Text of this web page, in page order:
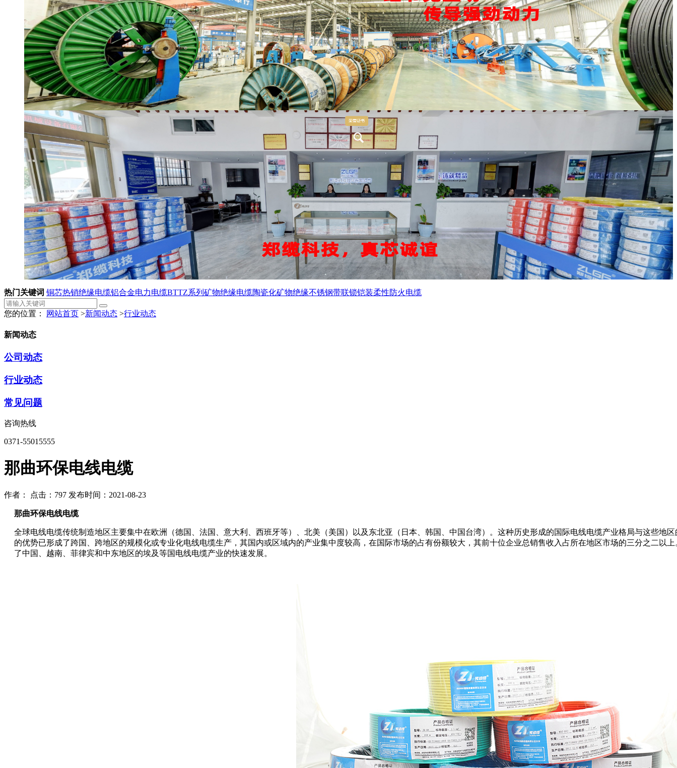
热门关键词 铜芯热销绝缘电缆铝合金电力电缆BTTZ系列矿物绝缘电缆陶瓷化矿物绝缘不锈钢带联锁铠装柔性防火电缆
您的位置： 网站首页 >新闻动态 >行业动态
新闻动态
公司动态
行业动态
常见问题
咨询热线
0371-55015555
那曲环保电线电缆
作者： 点击：797 发布时间：2021-08-23
那曲环保电线电缆
全球电线电缆传统制造地区主要集中在欧洲（德国、法国、意大利、西班牙等）、北美（美国）以及东北亚（日本、韩国、中国台湾）。这种历史形成的国际电线电缆产业格局与这些地
的优势已形成了跨国、跨地区的规模化或专业化电线电缆生产，其国内或区域内的产业集中度较高，在国际市场的占有份额较大，其前十位企业总销售收入占所在地区市场的三分之二以
了中国、越南、菲律宾和中东地区的埃及等国电线电缆产业的快速发展。